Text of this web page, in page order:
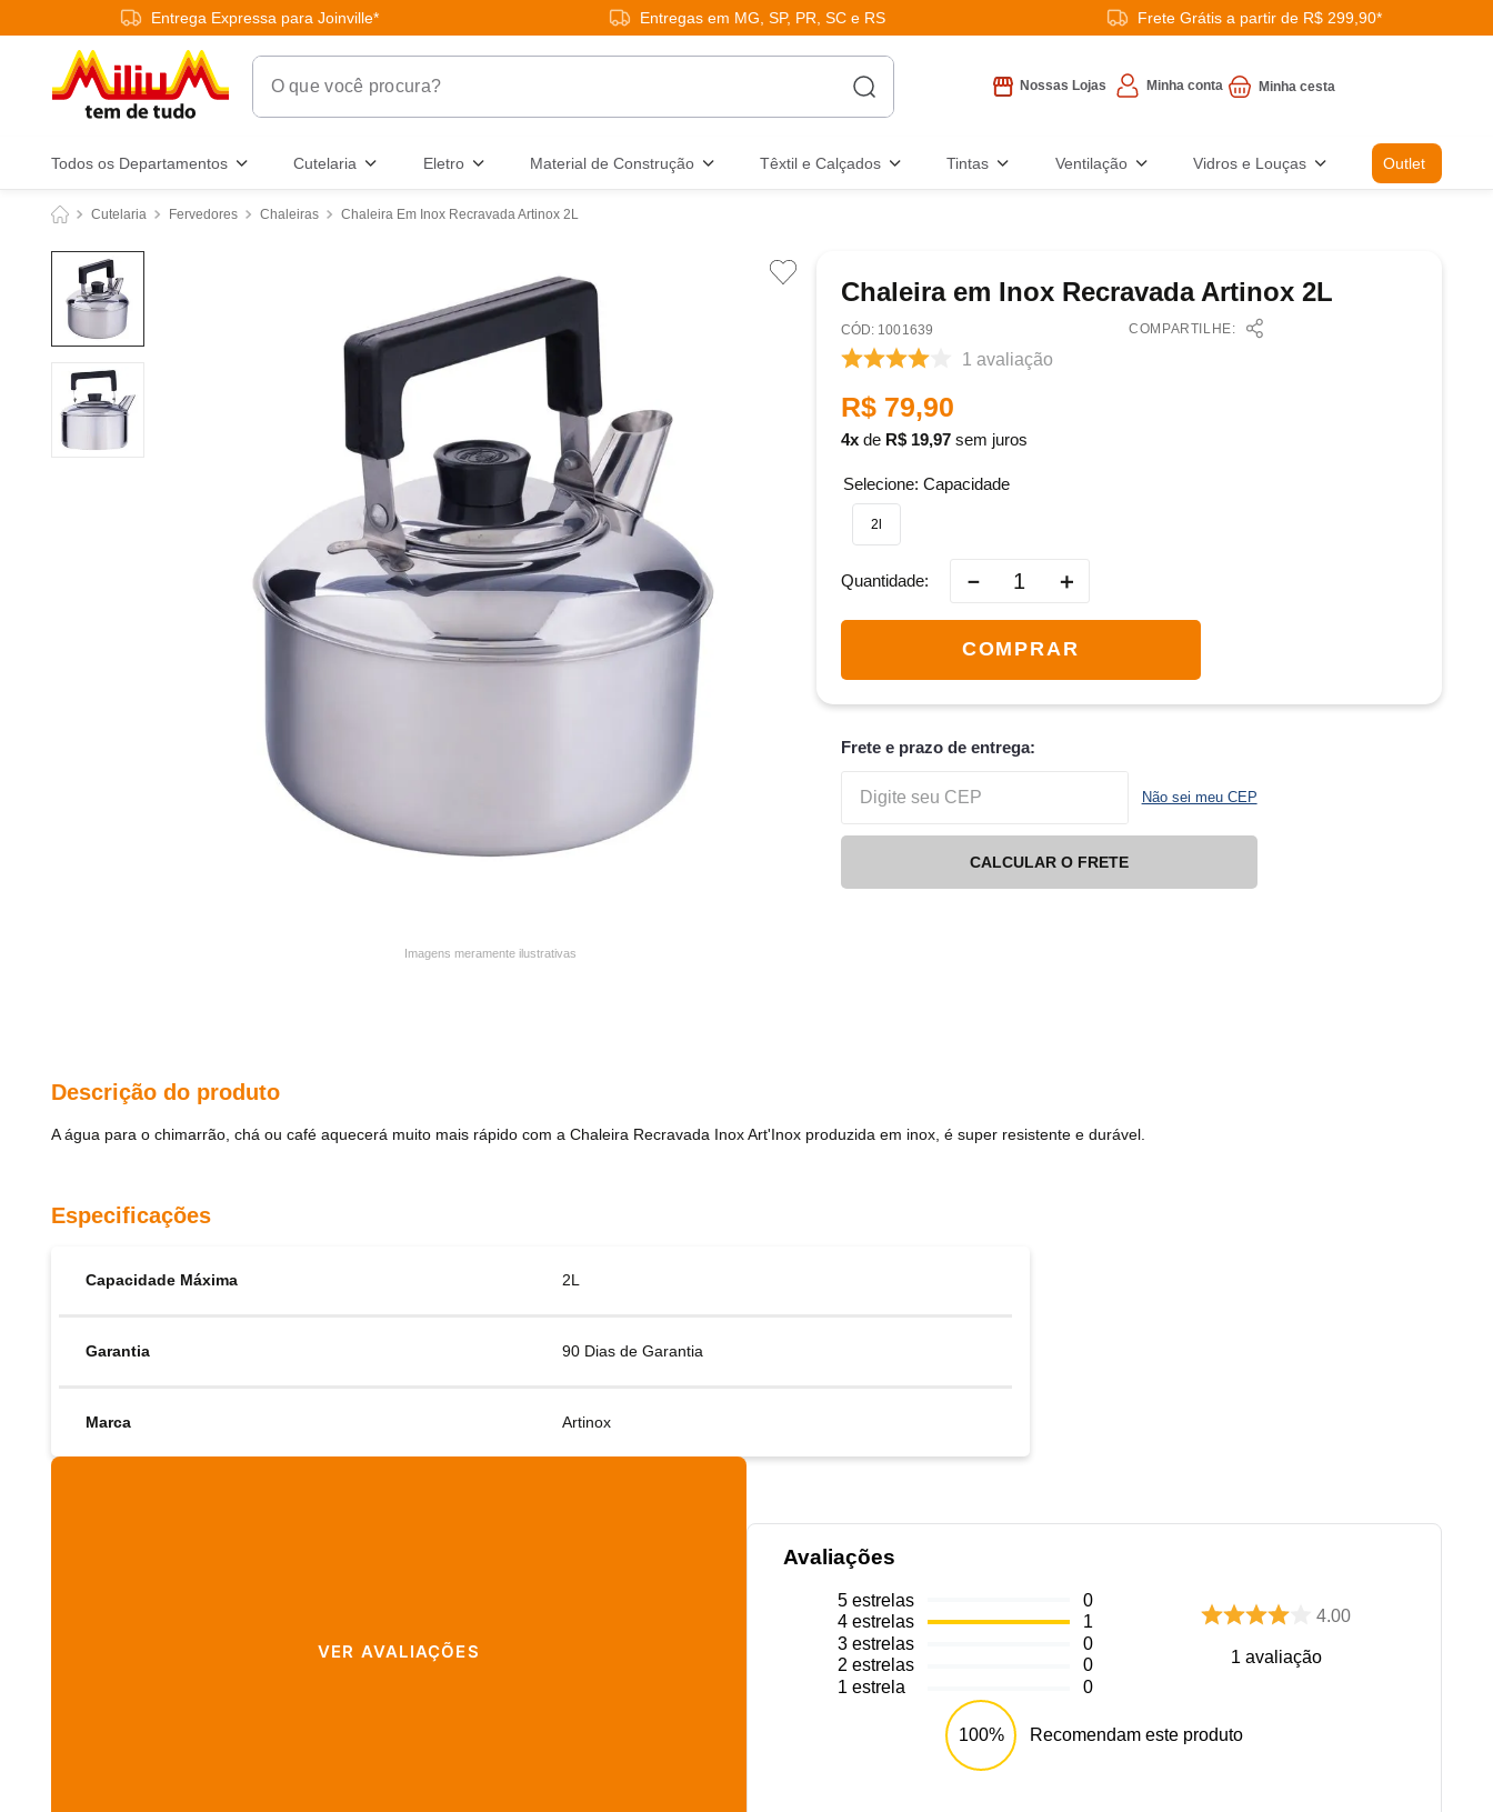
Entrega Expressa para Joinville* Entregas em MG, SP, PR, SC e RS Frete Grátis a partir de R$ 299,90*
O que você procura?
Nossas Lojas Minha conta
Todos os Departamentos Cutelaria Eletro Material de Construção Têxtil e Calçados Tintas Ventilação Vidros e Louças Outlet
Cutelaria Fervedores Chaleiras Chaleira Em Inox Recravada Artinox 2L
Imagens meramente ilustrativas
Chaleira em Inox Recravada Artinox 2L
: 1001639 COMPARTILHE:
1 avaliação
R$ 79,90
4 de R$ 19,97sem juros
Capacidade
2l
Quantidade ＋
－
COMPRAR
Frete e prazo de entrega:
Não sei meu CEP
CALCULAR O FRETE
Descrição do produto
A água para o chimarrão, chá ou café aquecerá muito mais rápido com a Chaleira Recravada Inox Art'Inox produzida em inox, é super resistente e durável.
Especificações
Capacidade Máxima 2L
Garantia 90 Dias de Garantia
Marca Artinox
VER AVALIAÇÕES
Avaliações
5 estrelas
4 estrelas
3 estrelas
2 estrelas
1 estrela
0
1
0
0
0
4.00
1 avaliação
100% Recomendam este produto
banheiro
luminária
frigideira multiflon
panelas
varal
10 caneca